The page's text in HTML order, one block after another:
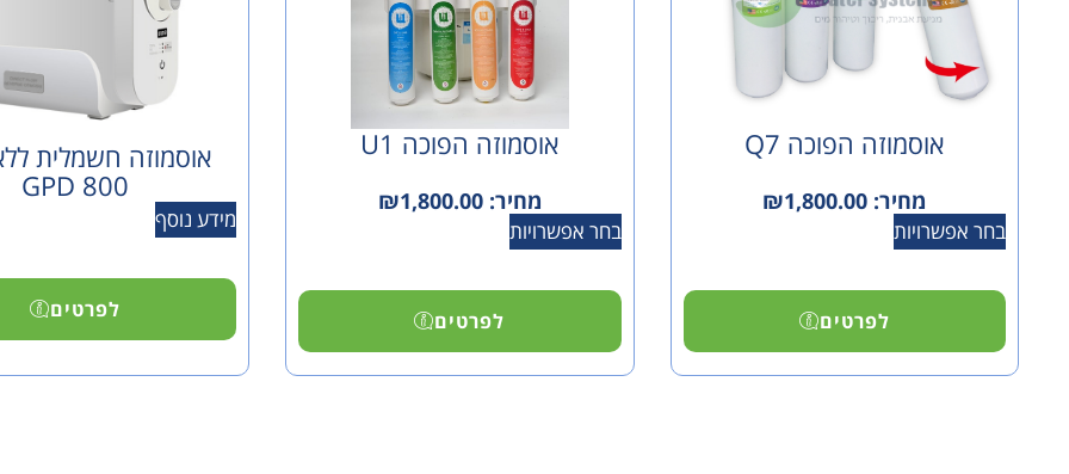
אוסמוזה הפוכה Q7
מחיר: ₪1,800.00
בחר אפשרויות
לפרטים
אוסמוזה הפוכה U1
מחיר: ₪1,800.00
בחר אפשרויות
לפרטים
אוסמוזה חשמלית
800 GPD
מידע נוסף
לפרטים